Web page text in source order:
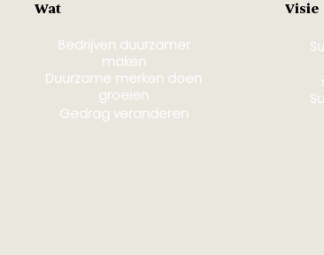
Visie
Wat
Bedrijven duurzamer
maken
Duurzame merken doen
groeien
Gedrag veranderen